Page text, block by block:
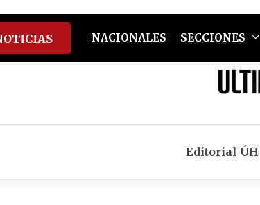
NACIONALES SECCIONES
Editorial ÚH